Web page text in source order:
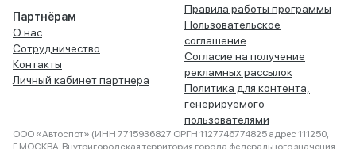
Партнёрам
О нас
Сотрудничество
Контакты
Личный кабинет партнера
Правила работы программы
Пользовательское
соглашение
Согласие на получение
рекламных рассылок
Политика для контента,
генерируемого
пользователями
ООО «Автоспот» (ИНН 7715936827 ОРГН 1127746774825 адрес 111250,
Г.МОСКВА, Внутригородская территория города федерального значения